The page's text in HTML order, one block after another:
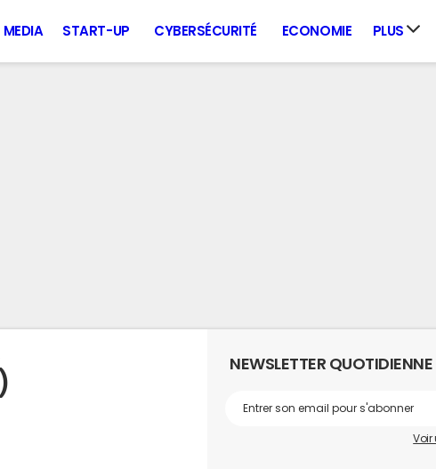
MEDIA START-UP CYBERSÉCURITÉ ECONOMIE PLUS
NEWSLETTER QUOTIDIENNE
Voir